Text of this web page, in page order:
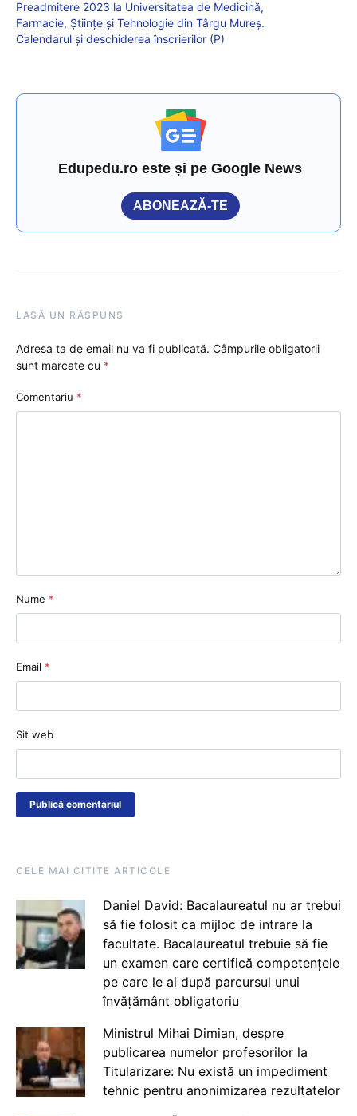
Preadmitere 2023 la Universitatea de Medicină,
Farmacie, Științe și Tehnologie din Târgu Mureș.
Calendarul și deschiderea înscrierilor (P)
Edupedu.ro este și pe Google News
ABONEAZĂ-TE
LASĂ UN RĂSPUNS
Adresa ta de email nu va fi publicată. Câmpurile obligatorii
sunt marcate cu *
Comentariu *
Nume *
Email *
Sit web
CELE MAI CITITE ARTICOLE
Daniel David: Bacalaureatul nu ar trebui
să fie folosit ca mijloc de intrare la
facultate. Bacalaureatul trebuie să fie
un examen care certifică competențele
pe care le ai după parcursul unui
învățământ obligatoriu
Ministrul Mihai Dimian, despre
publicarea numelor profesorilor la
Titularizare: Nu există un impediment
tehnic pentru anonimizarea rezultatelor